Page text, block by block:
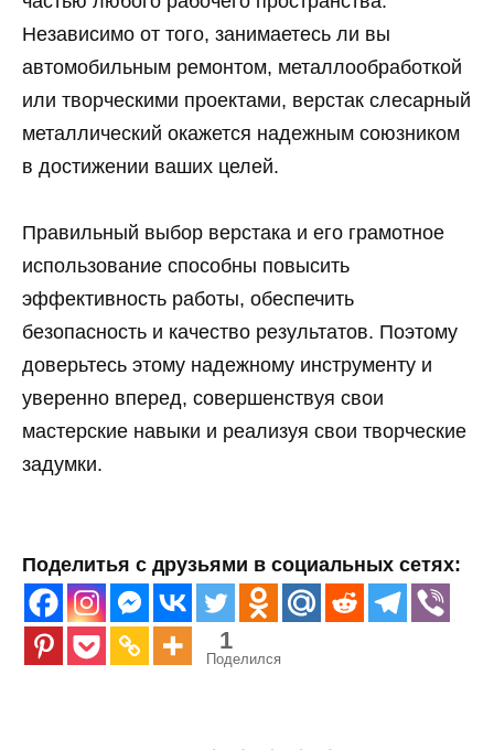
Независимо от того, занимаетесь ли вы
автомобильным ремонтом, металлообработкой
или творческими проектами, верстак слесарный
металлический окажется надежным союзником
в достижении ваших целей.
Правильный выбор верстака и его грамотное
использование способны повысить
эффективность работы, обеспечить
безопасность и качество результатов. Поэтому
доверьтесь этому надежному инструменту и
уверенно вперед, совершенствуя свои
мастерские навыки и реализуя свои творческие
задумки.
Поделитья с друзьями в социальных сетях:
1
Поделился